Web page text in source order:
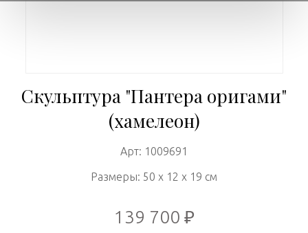
Скульптура "Пантера оригами"
(хамелеон)
Арт: 1009691
Размеры: 50 x 12 x 19 см
139 700 ₽